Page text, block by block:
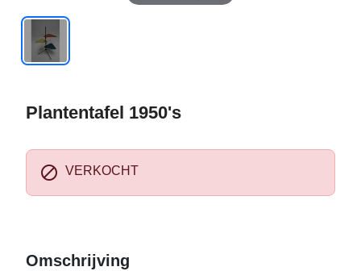
Plantentafel 1950's
 VERKOCHT
Omschrijving